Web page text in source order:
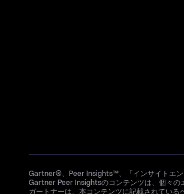
Gartner®、Peer Insights™、「インサイトエ
Gartner Peer Insightsのコンテンツは、個々の
ガートナーは、本コンテンツに記載されてい